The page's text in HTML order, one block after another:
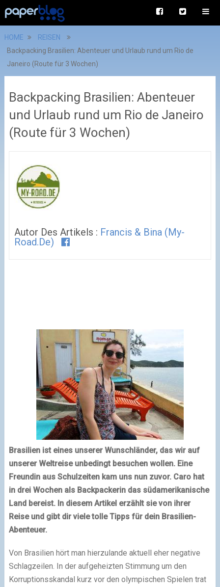
HOME
REISEN
Backpacking Brasilien: Abenteuer und Urlaub rund um Rio de
Janeiro (Route für 3 Wochen)
Backpacking Brasilien: Abenteuer
und Urlaub rund um Rio de Janeiro
(Route für 3 Wochen)
Autor Des Artikels : Francis & Bina (my-
Road.de)
Brasilien ist eines unserer Wunschländer, das wir auf
unserer Weltreise unbedingt besuchen wollen. Eine
Freundin aus Schulzeiten kam uns nun zuvor. Caro hat
in drei Wochen als Backpackerin das südamerikanische
Land bereist. In diesem Artikel erzählt sie von ihrer
Reise und gibt dir viele tolle Tipps für dein Brasilien-
Abenteuer.
Von Brasilien hört man hierzulande aktuell eher negative
Schlagzeilen. In der aufgeheizten Stimmung um den
Korruptionsskandal kurz vor den olympischen Spielen trat